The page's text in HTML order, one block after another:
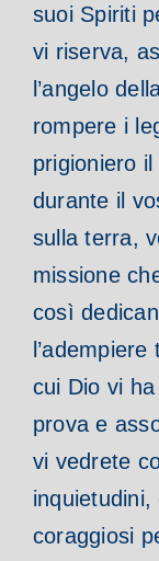
suoi Spiriti
vi riserva,
l’angelo
rompere i
prigioniero
durante il
sulla terra,
missione
così
cui Dio vi
prova e
vi vedrete
coraggiosi